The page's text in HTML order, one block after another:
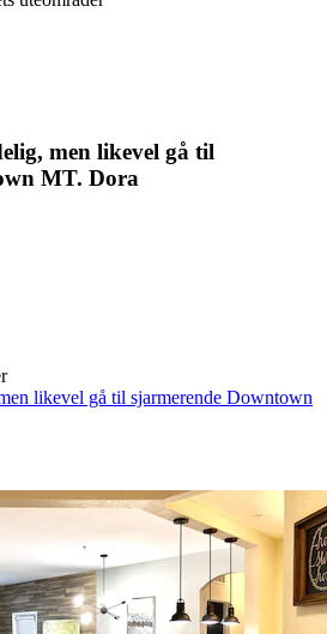
men likevel gå til
MT. Dora
likevel gå til sjarmerende Downtown